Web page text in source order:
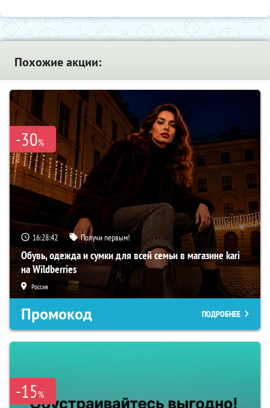
Похожие акции:
-30%
16:28:41 Получи первым!
Обувь, одежда и сумки для всей семьи в магазине kari
на Wildberries
Россия
Промокод ПОДРОБНЕЕ
-15%